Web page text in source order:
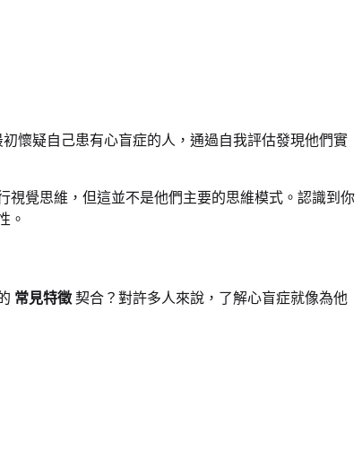
懷疑自己患有心盲症的人，通過自我評估發現他們實
視覺思維，但這並不是他們主要的思維模式。認識到你
。
常見特徵契合？對許多人來說，了解心盲症就像為他